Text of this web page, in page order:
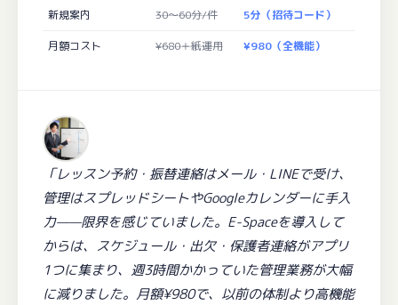
新規案内 30〜60分/件 5分（招待コード）
月額コスト ¥680＋紙運用 ¥980（全機能）
「レッスン予約・振替連絡はメール・LINEで受け、
管理はスプレッドシートやGoogleカレンダーに手入
力——限界を感じていました。E-Spaceを導入して
からは、スケジュール・出欠・保護者連絡がアプリ
1つに集まり、週3時間かかっていた管理業務が大幅
に減りました。月額¥980で、以前の体制より高機能